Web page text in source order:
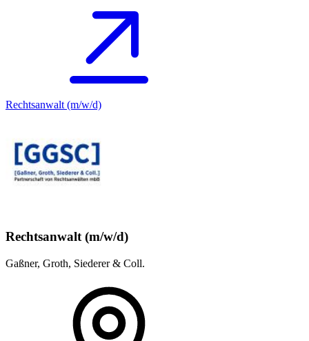
Rechtsanwalt (m/w/d)
Rechtsanwalt (m/w/d)
Gaßner, Groth, Siederer & Coll.